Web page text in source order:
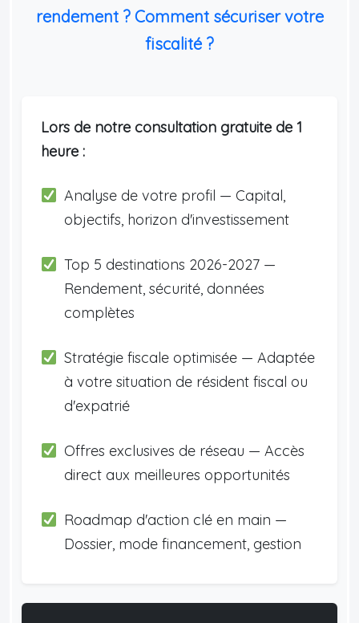
rendement ? Comment sécuriser votre
fiscalité ?
Lors de notre consultation gratuite de 1
heure :
Analyse de votre profil — Capital,
objectifs, horizon d'investissement
Top 5 destinations 2026-2027 —
Rendement, sécurité, données
complètes
Stratégie fiscale optimisée — Adaptée
à votre situation de résident fiscal ou
d'expatrié
Offres exclusives de réseau — Accès
direct aux meilleures opportunités
Roadmap d'action clé en main —
Dossier, mode financement, gestion